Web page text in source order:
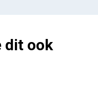
dit ook